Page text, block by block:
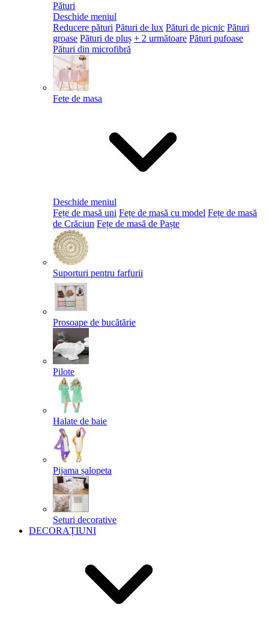
Pături
Deschide meniul
Reducere pături Pături de lux Pături de picnic Pături
groase Pături de pluș + 2 următoare Pături pufoase
Pături din microfibră
Fete de masa
Deschide meniul
Fețe de masă uni Fețe de masă cu model Fețe de masă
de Crăciun Fețe de masă de Paște​
Suporturi pentru farfurii
Prosoape de bucătărie
Pilote
Halate de baie
Pijama șalopeta
Seturi decorative
DECORAȚIUNI